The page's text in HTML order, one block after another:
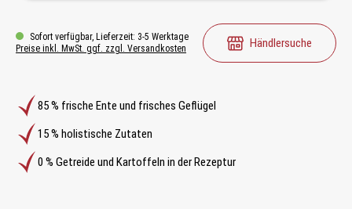
85 % frische Ente und frisches Geflügel
15 % holistische Zutaten
0 % Getreide und Kartoffeln in der Rezeptur
Sofort verfügbar, Lieferzeit: 3-5 Werktage
Preise inkl. MwSt. ggf. zzgl. Versandkosten
Händlersuche